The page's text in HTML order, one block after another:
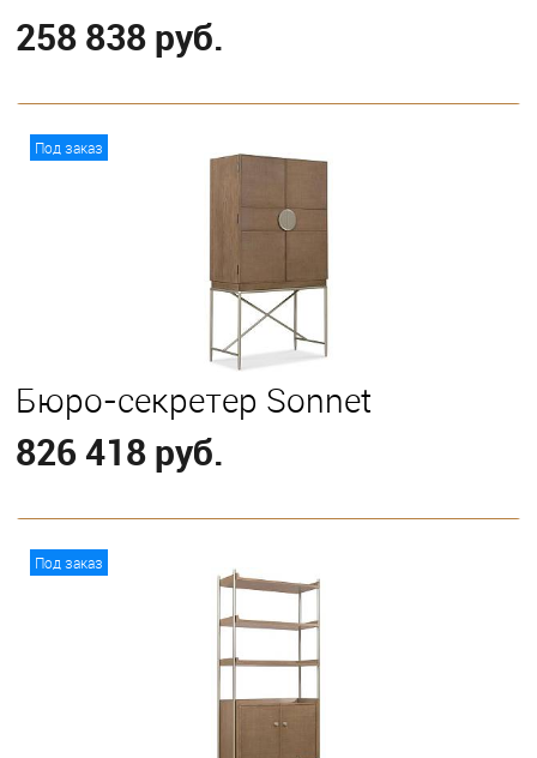
258 838 руб.
Под заказ
Бюро-секретер Sonnet
826 418 руб.
Под заказ